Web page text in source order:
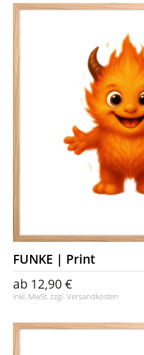
FUNKE | Print
ab 12,90 €
inkl. MwSt. zzgl.Versandkosten